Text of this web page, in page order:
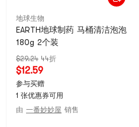
地球生物
EARTH地球制药 马桶清洁泡泡
180g 2个装
$29.24 44折
$12.59
参与买赠
1 张优惠券可用
由 一番妙妙屋 销售